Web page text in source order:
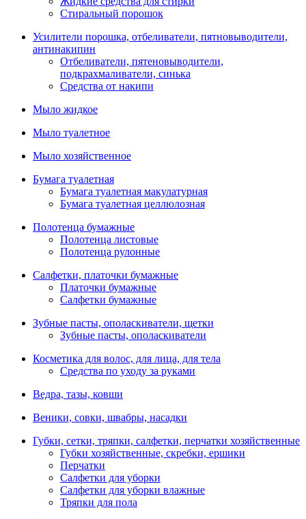
Стиральный порошок
Усилители порошка, отбеливатели, пятновыводители,
антинакипин
Отбеливатели, пятеновыводители,
подкрахмаливатели, синька
Средства от накипи
Мыло жидкое
Мыло туалетное
Мыло хозяйственное
Бумага туалетная
Бумага туалетная макулатурная
Бумага туалетная целлюлозная
Полотенца бумажные
Полотенца листовые
Полотенца рулонные
Салфетки, платочки бумажные
Платочки бумажные
Салфетки бумажные
Зубные пасты, ополаскиватели, щетки
Зубные пасты, ополаскиватели
Косметика для волос, для лица, для тела
Средства по уходу за руками
Ведра, тазы, ковши
Веники, совки, швабры, насадки
Губки, сетки, тряпки, салфетки, перчатки хозяйственные
Губки хозяйственные, скребки, ершики
Перчатки
Салфетки для уборки
Салфетки для уборки влажные
Тряпки для пола